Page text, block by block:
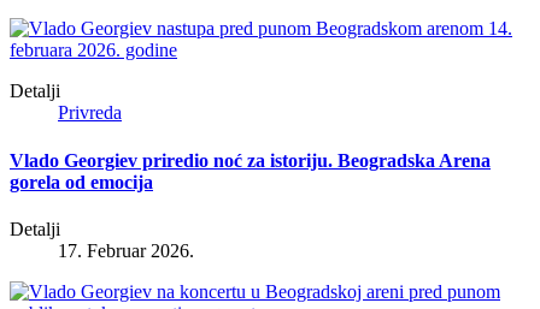
Detalji
Privreda
Vlado Georgiev priredio noć za istoriju. Beogradska Arena
gorela od emocija
Detalji
17. Februar 2026.